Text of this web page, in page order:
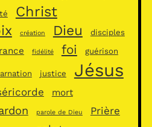
Christ
création Dieu disciples
fidélité foi guérison
justice Jésus
mort
parole de Dieu Prière